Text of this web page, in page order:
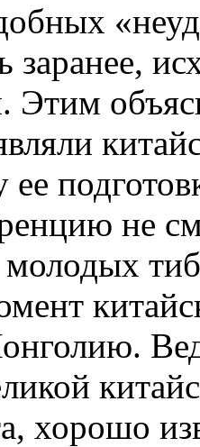
заранее,
Этим
ее
не
хорошо